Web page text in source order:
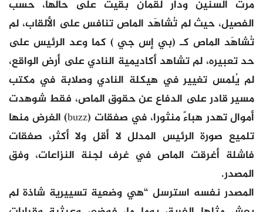
مرت السنين ودار لقمان بقيت على حالها، حسب
الفصيل، حيث لم تُشاهَد الماص تنافس على الألقاب، لم
تُشاهَد الماص كـ (بي إس جي ) كما وعد الرئيس على
حد تعبيره، لم تشاهد أكاديمية النادي على أرض الواقع،
لم يُلمس تغيير في هيكلة النادي وصلابة في مكتب
مسير قادر على الدفاع عن حقوق الماص، فقط شوهدت
أموال تهدر هباءً منثورا، في صفقات (buzz) الغرض منها
تلميع صورة الرئيس المدلل لا أقل ولا أكثر، صفقات
فاشلة أغرقت الماص في غرف لجنة النزاعات، وفق
المصدر.
المصدر نفسه استرسل “هي وضعية تسييرية شاذة لم